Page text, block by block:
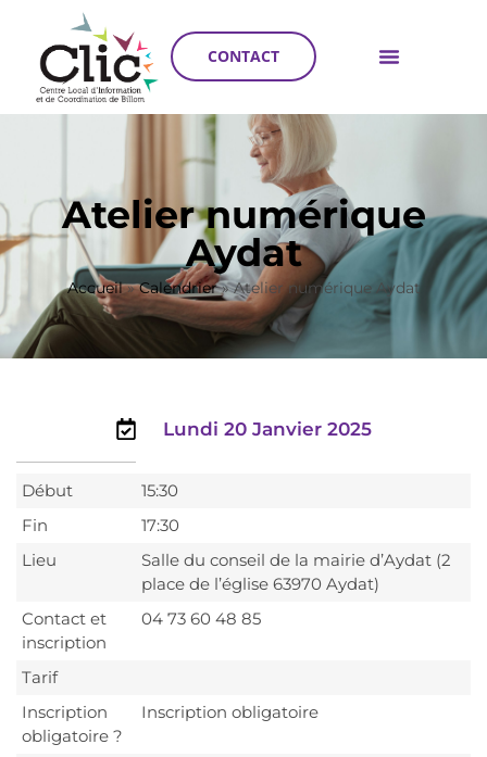
CONTACT
Atelier numérique
Aydat
Accueil»Calendrier»Atelier numérique Aydat
Lundi 20 Janvier 2025
Début
15:30
Fin
17:30
Lieu
Salle du conseil de la mairie d’Aydat (2
place de l’église 63970 Aydat)
Contact et
inscription
04 73 60 48 85
Tarif
Inscription
obligatoire ?
Inscription obligatoire